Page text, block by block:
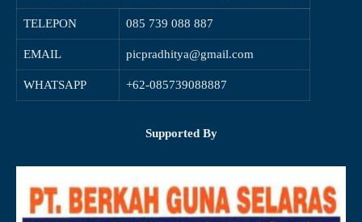
TELEPON 085 739 088 887
EMAIL picpradhitya@gmail.com
WHATSAPP +62-085739088887
Supported By